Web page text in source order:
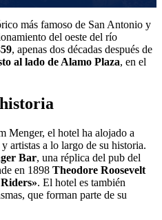
más famoso de San Antonio y
del oeste del río
, apenas dos décadas después de
al lado de Alamo Plaza, en el
Menger, el hotel ha alojado a
artistas a lo largo de su historia.
Bar, una réplica del pub del
en 1898 Theodore Roosevelt
. El hotel es también
que forman parte de su